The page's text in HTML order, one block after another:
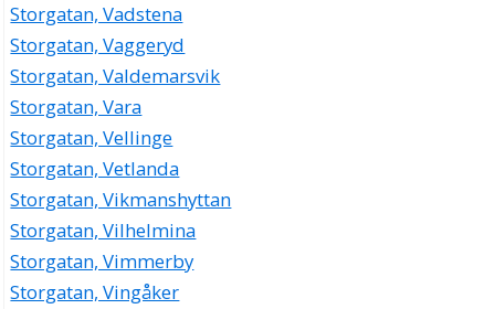
Storgatan, Vadstena
Storgatan, Vaggeryd
Storgatan, Valdemarsvik
Storgatan, Vara
Storgatan, Vellinge
Storgatan, Vetlanda
Storgatan, Vikmanshyttan
Storgatan, Vilhelmina
Storgatan, Vimmerby
Storgatan, Vingåker